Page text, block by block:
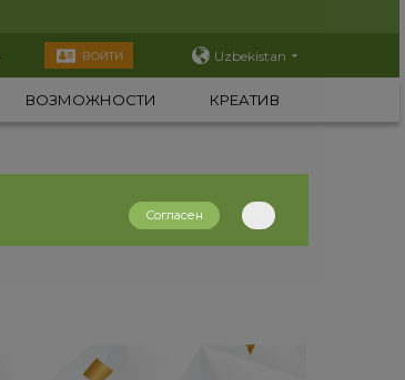
ВОЙТИ Uzbekistan
ВОЗМОЖНОСТИ КРЕАТИВ
Согласен